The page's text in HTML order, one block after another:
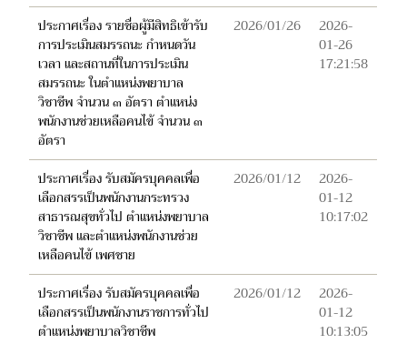
ประกาศเรื่อง รายชื่อผู้มีสิทธิเข้ารับ
การประเมินสมรรถนะ กำหนดวัน
เวลา และสถานที่ในการประเมิน
สมรรถนะ ในตำแหน่งพยาบาล
วิชาชีพ จำนวน ๓ อัตรา ตำแหน่ง
พนักงานช่วยเหลือคนไข้ จำนวน ๓
อัตรา
2026/01/26
2026-
01-26
17:21:58
ประกาศเรื่อง รับสมัครบุคคลเพื่อ
เลือกสรรเป็นพนักงานกระทรวง
สาธารณสุขทั่วไป ตำแหน่งพยาบาล
วิชาชีพ และตำแหน่งพนักงานช่วย
เหลือคนไข้ เพศชาย
2026/01/12
2026-
01-12
10:17:02
ประกาศเรื่อง รับสมัครบุคคลเพื่อ
เลือกสรรเป็นพนักงานราชการทั่วไป
ตำแหน่งพยาบาลวิชาชีพ
2026/01/12
2026-
01-12
10:13:05